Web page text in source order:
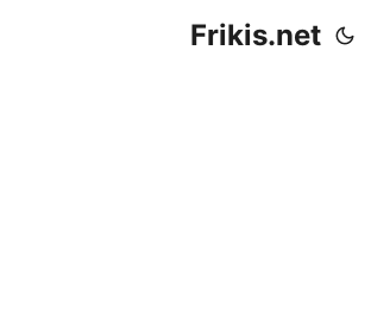
Frikis.net